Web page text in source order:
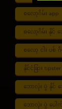
စလော့ဂိမ်း app
စလော့ဂိမ်း နိုင်
စလော့ ငါး ပစ် ဂိ
နိုင်ငံခြား
ဘောလုံး ပွဲ နိုင်
ဘောလုံး ပွဲ ပေါ